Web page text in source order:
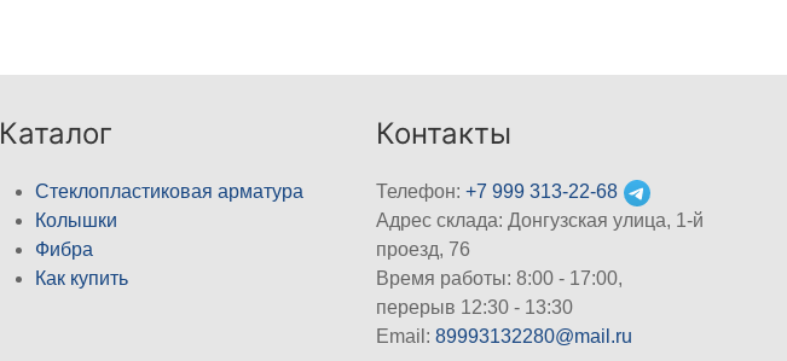
Каталог
Стеклопластиковая арматура
Колышки
Фибра
Как купить
Контакты
Телефон:+7 999 313-22-68
Адрес склада: Донгузская улица, 1-й
проезд, 76
Время работы: 8:00 - 17:00,
перерыв 12:30 - 13:30
Email:89993132280@mail.ru